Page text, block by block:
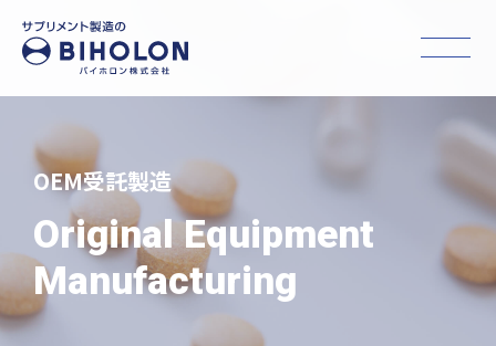
OEM受託製造
Original Equipment
Manufacturing